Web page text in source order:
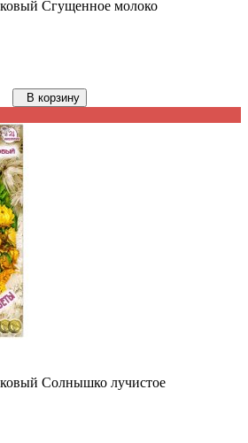
Сгущенное молоко
В корзину
Солнышко лучистое